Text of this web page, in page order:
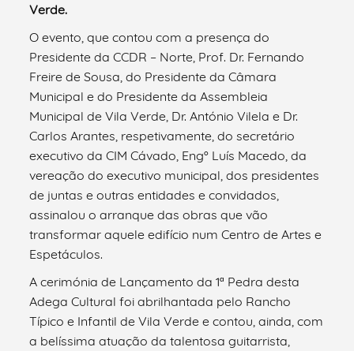
Verde.
O evento, que contou com a presença do
Presidente da CCDR – Norte, Prof. Dr. Fernando
Freire de Sousa, do Presidente da Câmara
Municipal e do Presidente da Assembleia
Municipal de Vila Verde, Dr. António Vilela e Dr.
Carlos Arantes, respetivamente, do secretário
executivo da CIM Cávado, Engº Luís Macedo, da
vereação do executivo municipal, dos presidentes
de juntas e outras entidades e convidados,
assinalou o arranque das obras que vão
transformar aquele edifício num Centro de Artes e
Espetáculos.
A cerimónia de Lançamento da 1ª Pedra desta
Adega Cultural foi abrilhantada pelo Rancho
Típico e Infantil de Vila Verde e contou, ainda, com
a belíssima atuação da talentosa guitarrista,